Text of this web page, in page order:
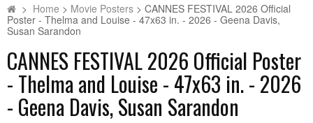
> Home > Movie Posters > CANNES FESTIVAL 2026 Official
Poster - Thelma and Louise - 47x63 in. - 2026 - Geena Davis,
Susan Sarandon
CANNES FESTIVAL 2026 Official Poster
- Thelma and Louise - 47x63 in. - 2026
- Geena Davis, Susan Sarandon